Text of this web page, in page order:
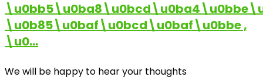
\u0b85\u0baf\u0bcd\u0baf\u0bbe ,
\u0…
We will be happy to hear your thoughts